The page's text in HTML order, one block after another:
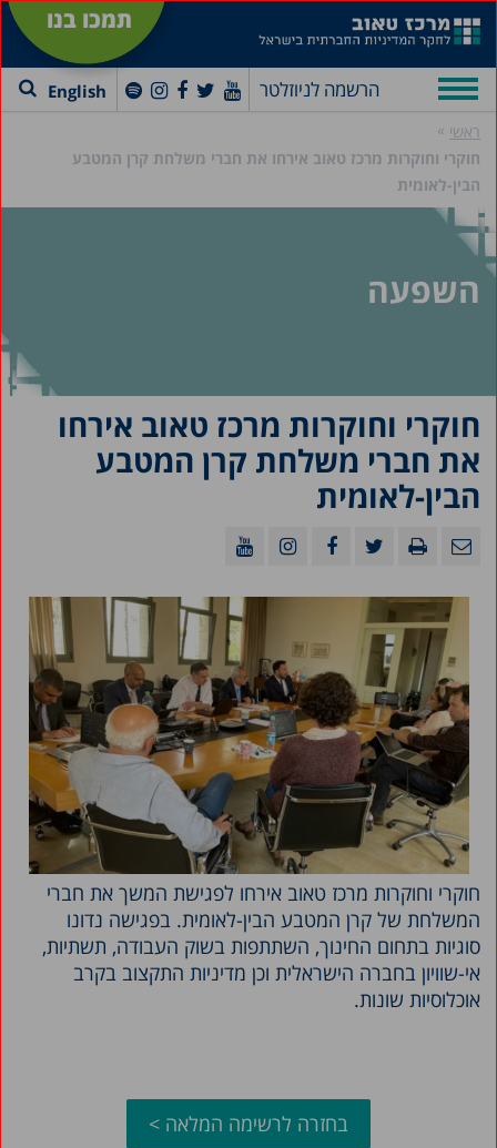
תמכו בנו
הרשמה לניוזלטר English
ראשי »
חוקרי וחוקרות מרכז טאוב אירחו את חברי משלחת קרן המטבע
הבין-לאומית
השפעה
חוקרי וחוקרות מרכז טאוב אירחו
את חברי משלחת קרן המטבע
הבין-לאומית
חוקרי וחוקרות מרכז טאוב אירחו לפגישת המשך את חברי
המשלחת של קרן המטבע הבין-לאומית. בפגישה נדונו
סוגיות בתחום החינוך, השתתפות בשוק העבודה, תשתיות,
אי-שוויון בחברה הישראלית וכן מדיניות התקצוב בקרב
אוכלוסיות שונות.
בחזרה לרשימה המלאה >